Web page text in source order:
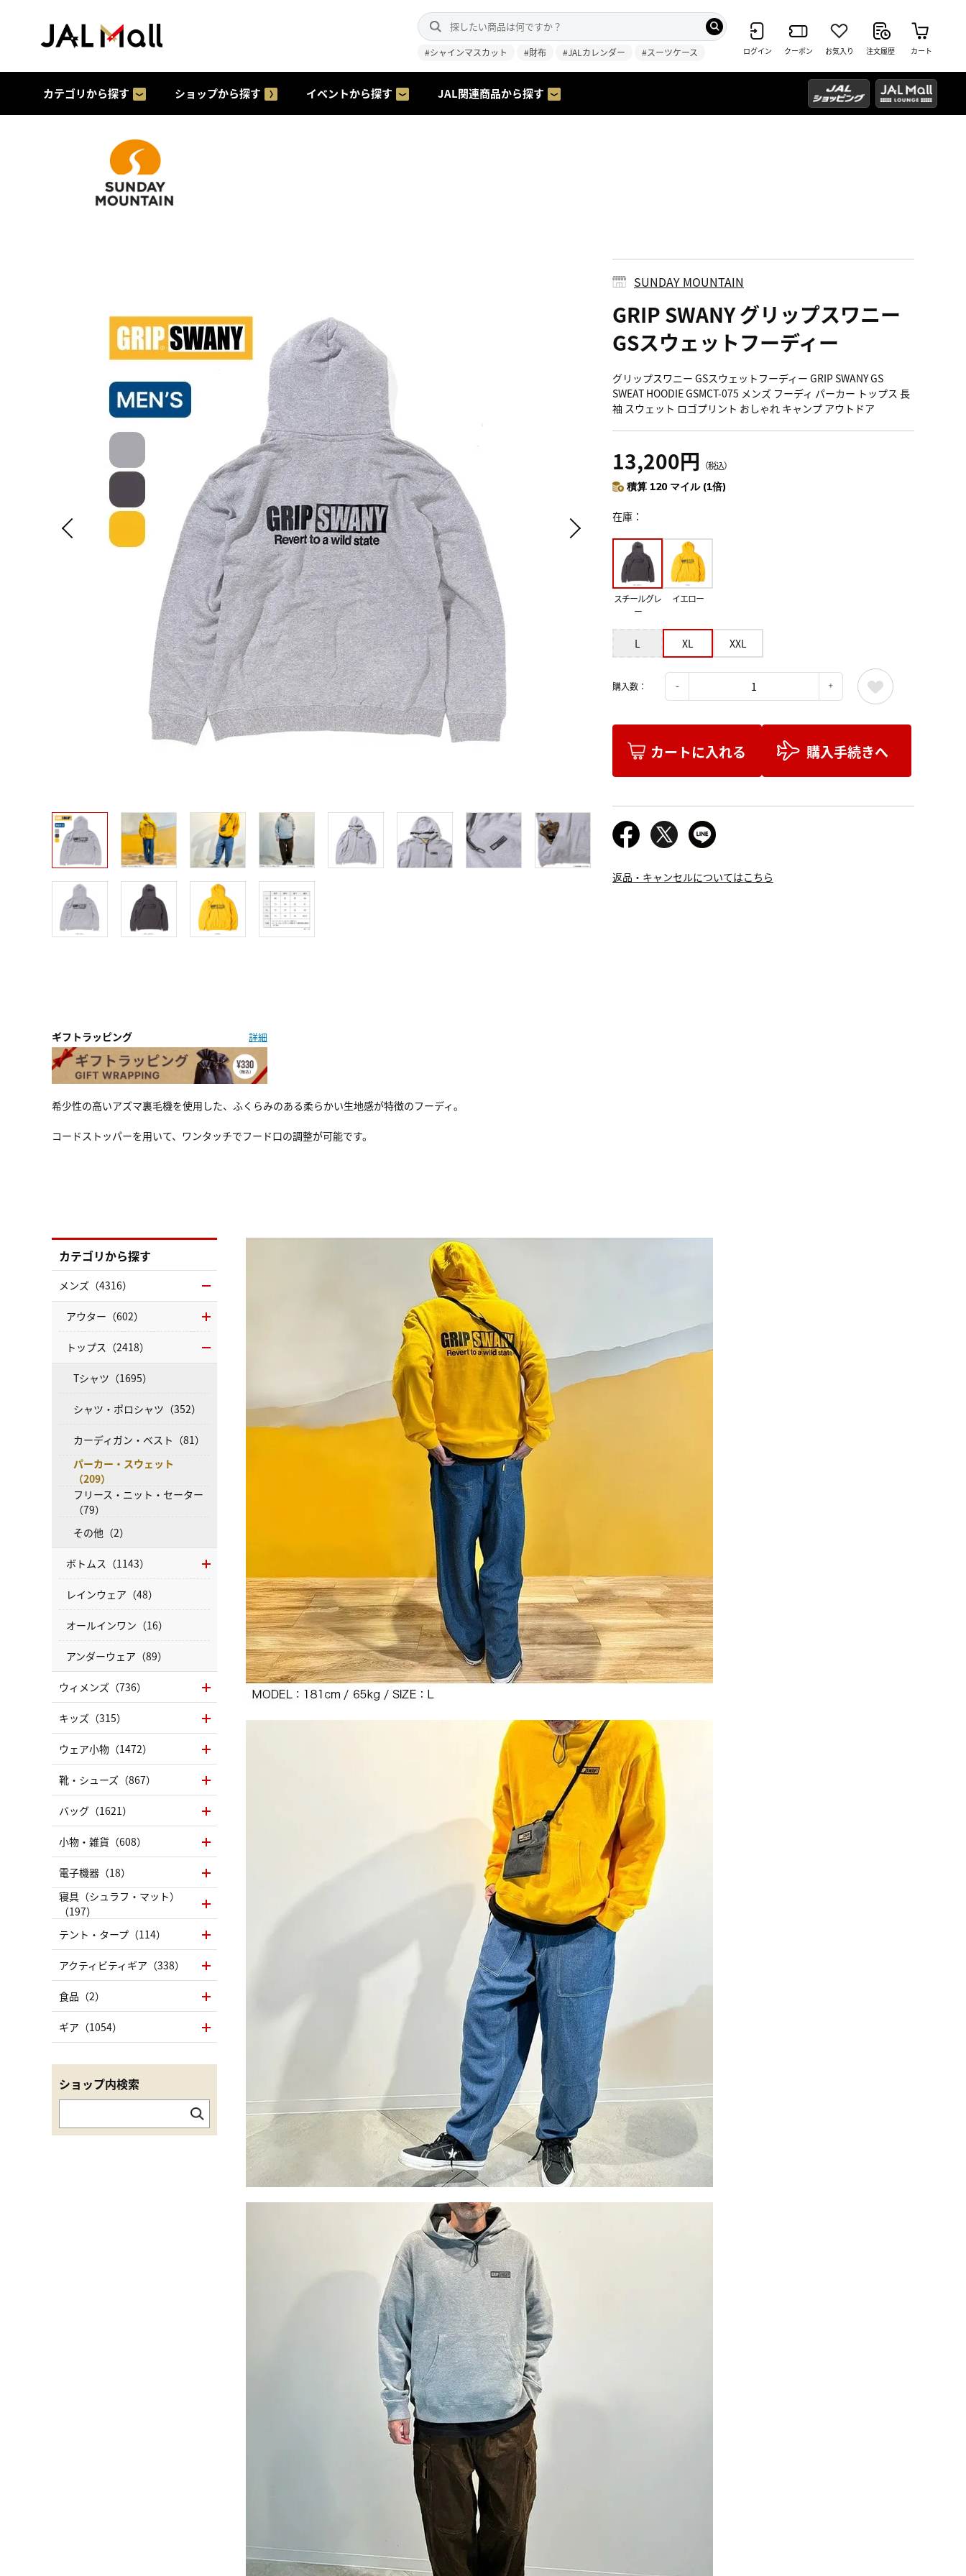
#シャインマスカット #財布 #JALカレンダー #スーツケース ログイン クーポン お気入り 注文履歴 カート
カテゴリから探す ショップから探す イベントから探す JAL関連商品から探す
SUNDAY MOUNTAIN
GRIP SWANY グリップスワニー
GSスウェットフーディー
グリップスワニー GSスウェットフーディー GRIP SWANY GS
SWEAT HOODIE GSMCT-075 メンズ フーディ パーカー トップス 長
袖 スウェット ロゴプリント おしゃれ キャンプ アウトドア
13,200円 （税込）
積算 120 マイル (1倍)
在庫
スチールグレ
ー
イエロー
L XL XXL
購入数：
カートに入れる 購入手続きへ
返品・キャンセルについてはこちら
ギフトラッピング 詳細
希少性の高いアズマ裏毛機を使用した、ふくらみのある柔らかい生地感が特徴のフーディ。
コードストッパーを用いて、ワンタッチでフード口の調整が可能です。
カテゴリから探す
メンズ（4316）
アウター（602）
トップス（2418）
Tシャツ（1695）
シャツ・ポロシャツ（352）
カーディガン・ベスト（81）
パーカー・スウェット
（209）
フリース・ニット・セーター
（79）
その他（2）
ボトムス（1143）
レインウェア（48）
オールインワン（16）
アンダーウェア（89）
ウィメンズ（736）
キッズ（315）
ウェア小物（1472）
靴・シューズ（867）
バッグ（1621）
小物・雑貨（608）
電子機器（18）
寝具（シュラフ・マット）
（197）
テント・タープ（114）
アクティビティギア（338）
食品（2）
ギア（1054）
ショップ内検索